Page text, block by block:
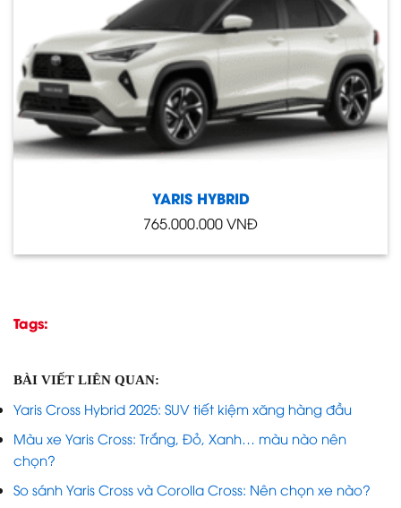
YARIS HYBRID
765.000.000VNĐ
Tags:
BÀI VIẾT LIÊN QUAN:
Yaris Cross Hybrid 2025: SUV tiết kiệm xăng hàng đầu
Màu xe Yaris Cross: Trắng, Đỏ, Xanh… màu nào nên
chọn?
So sánh Yaris Cross và Corolla Cross: Nên chọn xe nào?